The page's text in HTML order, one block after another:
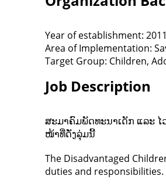
Year of establishment: 2011
Area of Implementation:
Target Group: Children,
Job Description
ສະມາຄົມພັດທະນາເດັກ ແລະ
ໜ້າທີ່ດັ່ງລຸ່ມນີ້
The Disadvantaged
duties and responsibilities.